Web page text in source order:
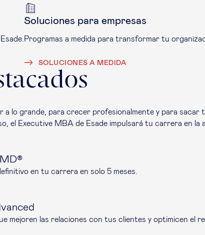
Soluciones para empresas
Programas a medida para transformar tu
SOLUCIONES A MEDIDA
lo grande, para crecer profesionalmente y para
el Executive MBA de Esade impulsará tu carrera en la
en tu carrera en solo 5 meses.
mejoren las relaciones con tus clientes y optimicen el